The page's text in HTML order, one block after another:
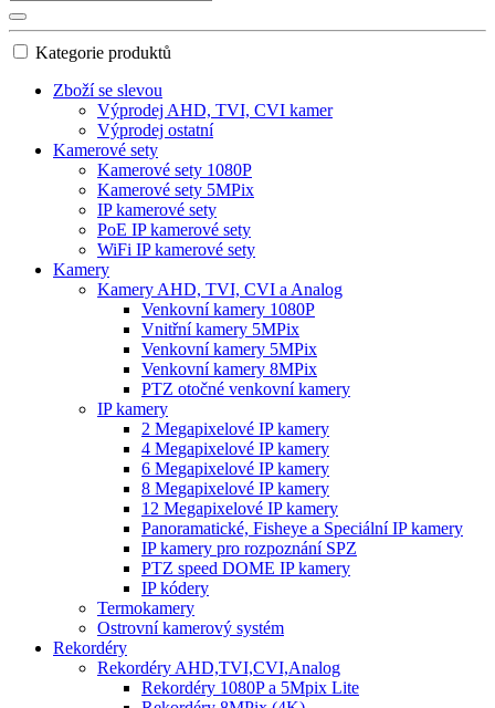
Kategorie produktů
Zboží se slevou
Výprodej AHD, TVI, CVI kamer
Výprodej ostatní
Kamerové sety
Kamerové sety 1080P
Kamerové sety 5MPix
IP kamerové sety
PoE IP kamerové sety
WiFi IP kamerové sety
Kamery
Kamery AHD, TVI, CVI a Analog
Venkovní kamery 1080P
Vnitřní kamery 5MPix
Venkovní kamery 5MPix
Venkovní kamery 8MPix
PTZ otočné venkovní kamery
IP kamery
2 Megapixelové IP kamery
4 Megapixelové IP kamery
6 Megapixelové IP kamery
8 Megapixelové IP kamery
12 Megapixelové IP kamery
Panoramatické, Fisheye a Speciální IP kamery
IP kamery pro rozpoznání SPZ
PTZ speed DOME IP kamery
IP kódery
Termokamery
Ostrovní kamerový systém
Rekordéry
Rekordéry AHD,TVI,CVI,Analog
Rekordéry 1080P a 5Mpix Lite